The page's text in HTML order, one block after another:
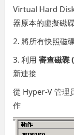
Virtual Hard
器原本的虛擬磁
2. 將所有快照磁
3. 利用審查磁
新連接
從 Hyper-V 管理
作